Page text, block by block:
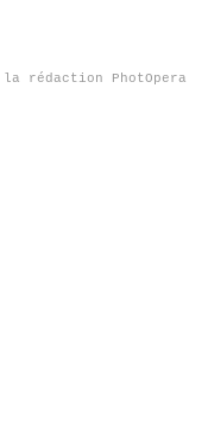
la rédaction PhotOpera